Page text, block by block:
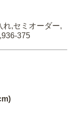
れ,セミオーダー,
375